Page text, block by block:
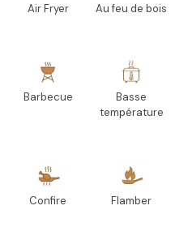
Air Fryer Au feu de bois
Barbecue
Basse
température
Confire Flamber